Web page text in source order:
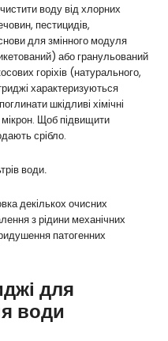
воду від хлорних
пестицидів,
для змінного модуля
або гранульований
горіхів (натурального,
характеризуються
шкідливі хімічні
Щоб підвищити
срібло.
води.
декількох очисних
з рідини механічних
патогенних
для
води